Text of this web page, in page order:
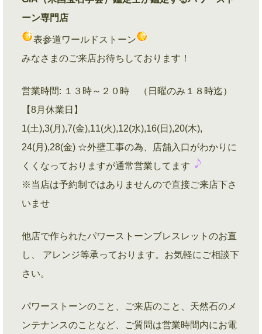
ーン専門店
表参道ワールドストーン
みなさまのご来店お待ちしております！
営業時間: １３時～２０時 （日曜のみ１８時迄）
【8月休業日】
1(土),3(月),7(金),11(火),12(水),16(日),20(木),
24(月),28(金) ☆外壁工事の為、店舗入口がわかりに
くくなっておりますが通常営業してます
※当店は予約制ではありませんので直接ご来店下さ
いませ
他店で作られたパワーストーンブレスレットのお直
し、 アレンジ等承っております。お気軽にご相談下
さい。
パワーストーンのこと、ご来店のこと、天然石のメ
ンテナンスのことなど、ご質問は営業時間内にお電